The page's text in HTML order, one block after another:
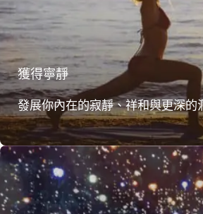
獲得寧靜
發展你內在的寂靜、祥和與更深的